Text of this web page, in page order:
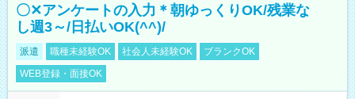
〇✕アンケートの入力＊朝ゆっくりOK/残業な
し週3～/日払いOK(^^)/
派遣 職種未経験OK 社会人未経験OK
ブランクOK
WEB登録・面接OK